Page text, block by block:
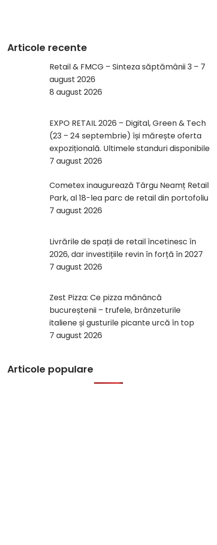
Articole recente
Retail & FMCG – Sinteza săptămânii 3 – 7
august 2026
8 august 2026
EXPO RETAIL 2026 – Digital, Green & Tech
(23 – 24 septembrie) își mărește oferta
expozițională. Ultimele standuri disponibile
7 august 2026
Cometex inaugurează Târgu Neamț Retail
Park, al 18-lea parc de retail din portofoliu
7 august 2026
Livrările de spații de retail încetinesc în
2026, dar investițiile revin în forță în 2027
7 august 2026
Zest Pizza: Ce pizza mănâncă
bucureștenii – trufele, brânzeturile
italiene și gusturile picante urcă în top
7 august 2026
Articole populare